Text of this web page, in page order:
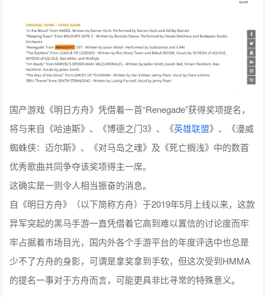
国产游戏《明日方舟》凭借着一首“Renegade”获得奖项提名，
将与来自《哈迪斯》、《博德之门3》、《英雄联盟》、《漫威
蜘蛛侠：迈尔斯》、《对马岛之魂》及《死亡搁浅》中的数首
优秀歌曲共同争夺该奖项得主一席。
这确实是一则令人相当振奋的消息。
自《明日方舟》（以下简称方舟）于2019年5月上线以来，这款
异军突起的黑马手游一直凭借着它高到难以置信的讨论度而牢
牢占据着市场目光，国内外各个手游平台的年度评选中也总是
少不了方舟的身影，可谓是拿奖拿到手软，但这次受到HMMA
的提名一事对于方舟而言，可能更具非比寻常的特殊意义。